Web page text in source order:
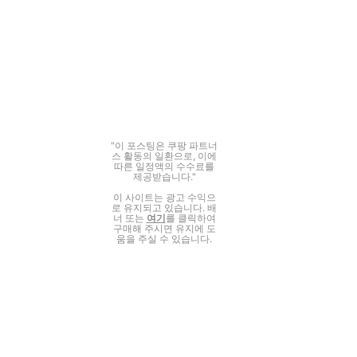
"이 포스팅은 쿠팡 파트너
스 활동의 일환으로, 이에
따른 일정액의 수수료를
제공받습니다."
이 사이트는 광고 수익으
로 유지되고 있습니다. 배
너 또는 여기를 클릭하여
구매해 주시면 유지에 도
움을 주실 수 있습니다.